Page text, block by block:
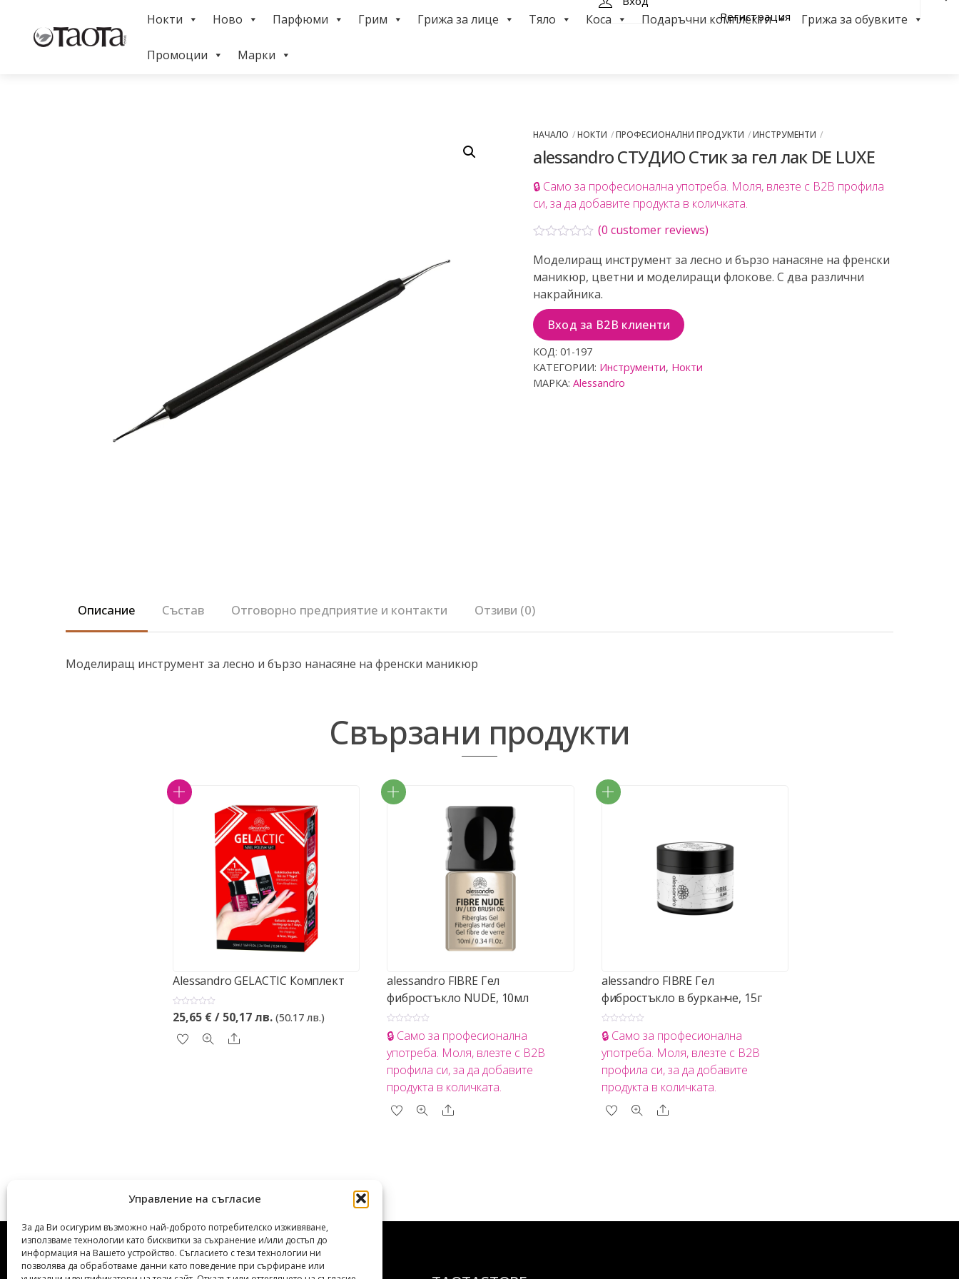
Управление на съгласие
За да Ви осигурим възможно най-доброто потребителско изживяване,
използваме технологии като бисквитки за съхранение и/или достъп до
информация на Вашето устройство. Съгласието с тези технологии ни
позволява да обработваме данни като поведение при сърфиране или
content
Menu
Регистрация
Нокти Ново Парфюми Грим Грижа за лице Тяло Коса Подаръчни комплекти Грижа за обувките
Промоции Марки
НАЧАЛО НОКТИ ПРОФЕСИОНАЛНИ ПРОДУКТИ ИНСТРУМЕНТИ
alessandro СТУДИО Стик за гел лак DE LUXE
🔒 Само за професионална употреба. Моля, влезте с B2B профила
си, за да добавите продукта в количката.
ц
н
е
о
с
0
о
т
5
(0 customer reviews)
Моделиращ инструмент за лесно и бързо нанасяне на френски
маникюр, цветни и моделиращи флокове. С два различни
накрайника.
Вход за B2B клиенти
КОД:01-197
КАТЕГОРИИ: Инструменти, Нокти
МАРКА:Alessandro
Описание Състав Отговорно предприятие и контакти Отзиви (0)
Моделиращ инструмент за лесно и бързо нанасяне на френски маникюр
Свързани продукти
Alessandro GELACTIC Комплект
О
ц
н
25,65 €/ 50,17 лв.(50.17 лв.)
Share
alessandro FIBRE Гел
фибростъкло NUDE, 10мл
ц
н
е
н
о
с
0
🔒 Само за професионална
употреба. Моля, влезте с B2B
профила си, за да добавите
продукта в количката.
Share
alessandro FIBRE Гел
фибростъкло в бурканче, 15г
ц
н
е
н
о
с
0
🔒 Само за професионална
употреба. Моля, влезте с B2B
профила си, за да добавите
продукта в количката.
Share